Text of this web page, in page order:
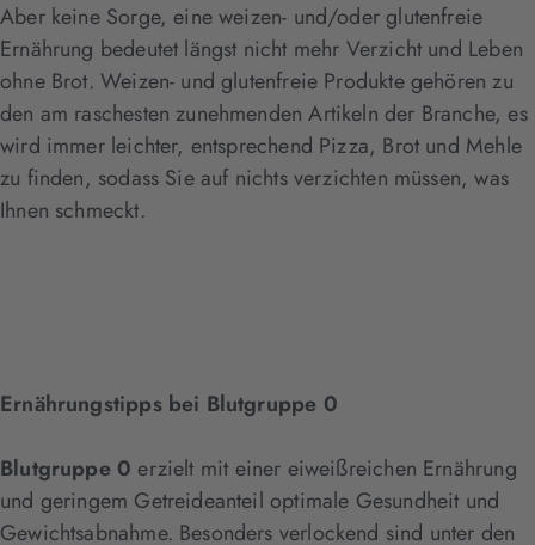
Aber keine Sorge, eine weizen- und/oder glutenfreie
Ernährung bedeutet längst nicht mehr Verzicht und Leben
ohne Brot. Weizen- und glutenfreie Produkte gehören zu
den am raschesten zunehmenden Artikeln der Branche, es
wird immer leichter, entsprechend Pizza, Brot und Mehle
zu finden, sodass Sie auf nichts verzichten müssen, was
Ihnen schmeckt.
Ernährungstipps bei Blutgruppe 0
Blutgruppe 0 erzielt mit einer eiweißreichen Ernährung
und geringem Getreideanteil optimale Gesundheit und
Gewichtsabnahme. Besonders verlockend sind unter den